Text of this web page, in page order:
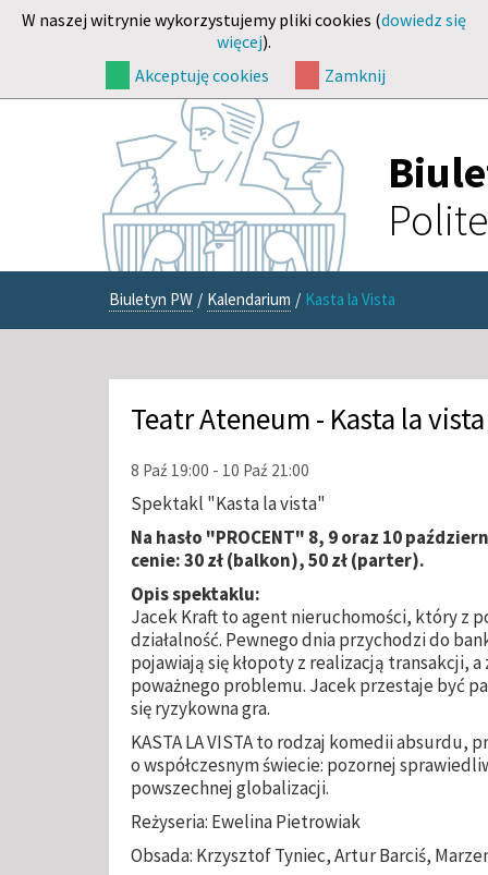
W naszej witrynie wykorzystujemy pliki cookies (dowiedz się
więcej).
Akceptuję cookies
Zamknij
Biuletyn PW / Kalendarium / Kasta la Vista
Teatr Ateneum - Kasta la vista
8 Paź 19:00 - 10 Paź 21:00
Spektakl "Kasta la vista"
Na hasło "PROCENT" 8, 9 oraz 10
cenie: 30 zł (balkon), 50 zł (parter).
Opis spektaklu:
Jacek Kraft to agent nieruchomości, który z
działalność. Pewnego dnia przychodzi do
pojawiają się kłopoty z realizacją transakcji,
poważnego problemu. Jacek przestaje być
się ryzykowna gra.
KASTA LA VISTA to rodzaj komedii
o współczesnym świecie: pozornej
powszechnej globalizacji.
Reżyseria: Ewelina Pietrowiak
Obsada: Krzysztof Tyniec, Artur Barciś,